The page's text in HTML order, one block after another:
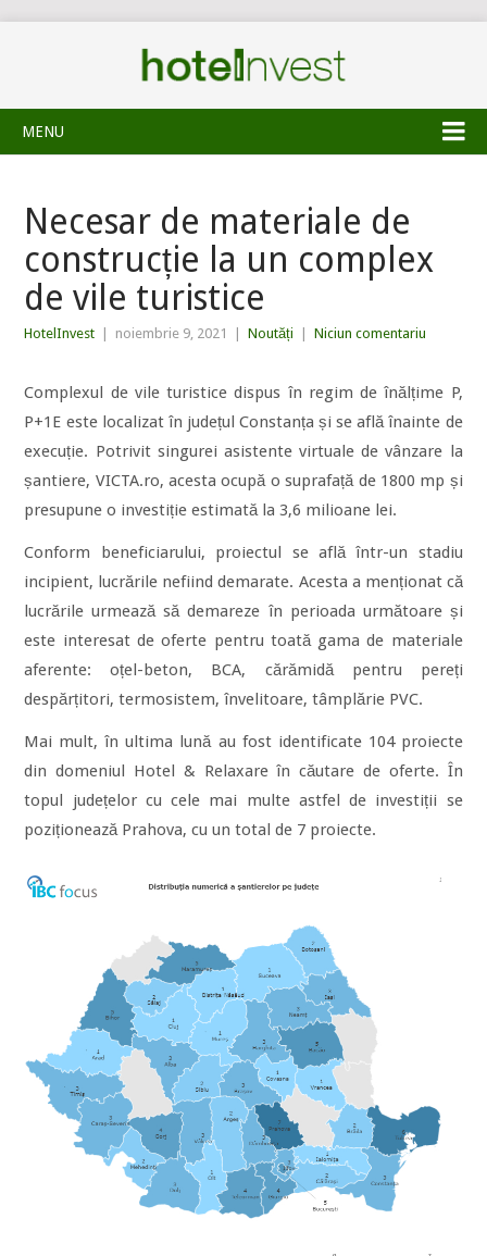
MENU
Necesar de materiale de
construcție la un complex
de vile turistice
HotelInvest noiembrie 9, 2021 Noutăți Niciun comentariu
Complexul de vile turistice dispus în regim de înălțime P,
P+1E este localizat în județul Constanța și se află înainte de
execuție. Potrivit singurei asistente virtuale de vânzare la
șantiere, VICTA.ro, acesta ocupă o suprafață de 1800 mp și
presupune o investiție estimată la 3,6 milioane lei.
Conform beneficiarului, proiectul se află într-un stadiu
incipient, lucrările nefiind demarate. Acesta a menționat că
lucrările urmează să demareze în perioada următoare și
este interesat de oferte pentru toată gama de materiale
aferente: oțel-beton, BCA, cărămidă pentru pereți
despărțitori, termosistem, învelitoare, tâmplărie PVC.
Mai mult, în ultima lună au fost identificate 104 proiecte
din domeniul Hotel & Relaxare în căutare de oferte. În
topul județelor cu cele mai multe astfel de investiții se
poziționează Prahova, cu un total de 7 proiecte.